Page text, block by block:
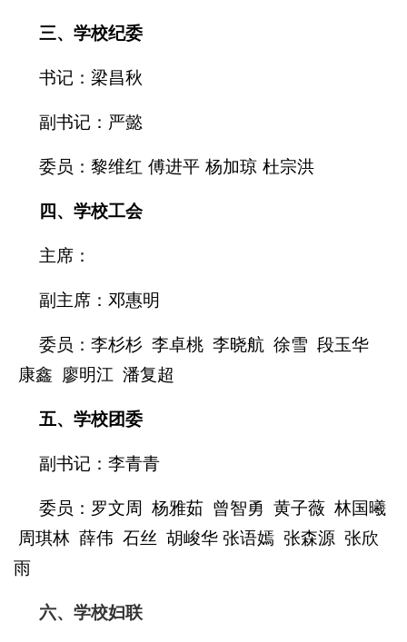
三、学校纪委
书记：梁昌秋
副书记：严懿
委员：黎维红 傅进平 杨加琼 杜宗洪
四、学校工会
主席：
副主席：邓惠明
委员：李杉杉 李卓桃 李晓航 徐雪 段玉华
康鑫 廖明江 潘复超
五、学校团委
副书记：李青青
委员：罗文周 杨雅茹 曾智勇 黄子薇 林国曦
周琪林 薛伟 石丝 胡峻华 张语嫣 张森源 张欣
雨
六、学校妇联